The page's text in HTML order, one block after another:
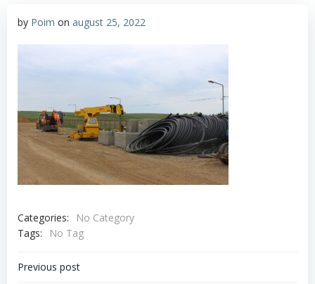
by Poim on august 25, 2022
Categories:
No Category
Tags:
No Tag
Navigare
Previous post